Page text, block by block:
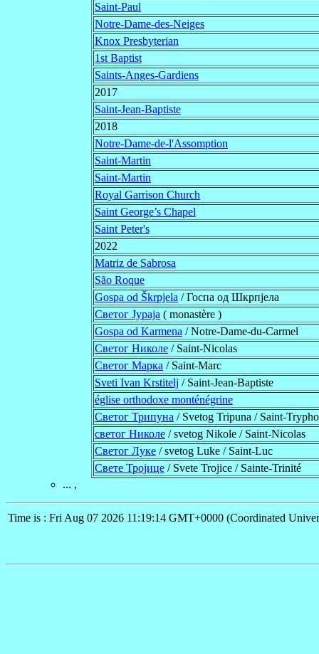
Saint-Paul
Notre-Dame-des-Neiges
Knox Presbyterian
1st Baptist
Saints-Anges-Gardiens
2017
Saint-Jean-Baptiste
2018
Notre-Dame-de-l'Assomption
Saint-Martin
Saint-Martin
Royal Garrison Church
Saint George’s Chapel
Saint Peter's
2022
Matriz de Sabrosa
São Roque
Gospa od Škrpjela / Госпа од Шкрпјела
Светог Јураја ( monastère )
Gospa od Karmena / Notre-Dame-du-Carmel
Светог Николе / Saint-Nicolas
Светог Марка / Saint-Marc
Sveti Ivan Krstitelj / Saint-Jean-Baptiste
église orthodoxe monténégrine
Светог Трипуна / Svetog Tripuna / Saint-
светог Николе / svetog Nikole / Saint-Nicolas
Светог Луке / svetog Luke / Saint-Luc
Свете Тројице / Svete Trojice / Sainte-Trinité
... ,
Time is : Fri Aug 07 2026 11:19:14 GMT+0000 (Coordinated